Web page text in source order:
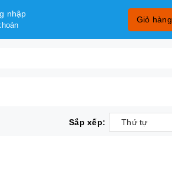
nhập
Giỏ hàng
Sắp xếp: Thứ tự